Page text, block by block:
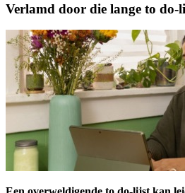
Verlamd door die lange to do-